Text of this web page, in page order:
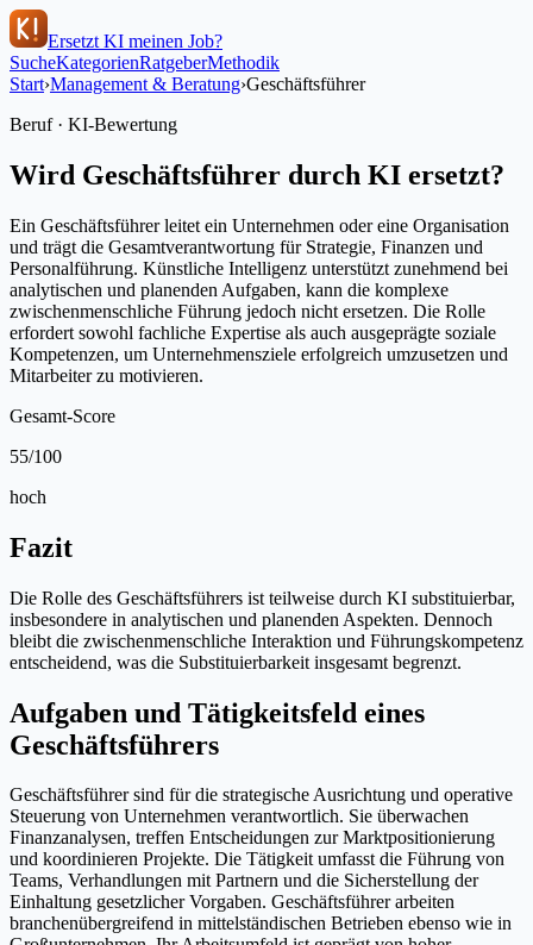
Ersetzt KI meinen Job?
SucheKategorienRatgeberMethodik
Start›Management & Beratung›Geschäftsführer
Beruf · KI-Bewertung
Wird Geschäftsführer durch KI ersetzt?
Ein Geschäftsführer leitet ein Unternehmen oder eine Organisation
und trägt die Gesamtverantwortung für Strategie, Finanzen und
Personalführung. Künstliche Intelligenz unterstützt zunehmend bei
analytischen und planenden Aufgaben, kann die komplexe
zwischenmenschliche Führung jedoch nicht ersetzen. Die Rolle
erfordert sowohl fachliche Expertise als auch ausgeprägte soziale
Kompetenzen, um Unternehmensziele erfolgreich umzusetzen und
Mitarbeiter zu motivieren.
Gesamt-Score
55/100
hoch
Fazit
Die Rolle des Geschäftsführers ist teilweise durch KI substituierbar,
insbesondere in analytischen und planenden Aspekten. Dennoch
bleibt die zwischenmenschliche Interaktion und Führungskompetenz
entscheidend, was die Substituierbarkeit insgesamt begrenzt.
Aufgaben und Tätigkeitsfeld eines
Geschäftsführers
Geschäftsführer sind für die strategische Ausrichtung und operative
Steuerung von Unternehmen verantwortlich. Sie überwachen
Finanzanalysen, treffen Entscheidungen zur Marktpositionierung
und koordinieren Projekte. Die Tätigkeit umfasst die Führung von
Teams, Verhandlungen mit Partnern und die Sicherstellung der
Einhaltung gesetzlicher Vorgaben. Geschäftsführer arbeiten
branchenübergreifend in mittelständischen Betrieben ebenso wie in